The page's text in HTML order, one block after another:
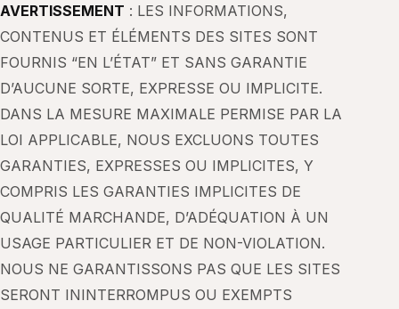
AVERTISSEMENT : LES INFORMATIONS,
CONTENUS ET ÉLÉMENTS DES SITES SONT
FOURNIS “EN L’ÉTAT” ET SANS GARANTIE
D’AUCUNE SORTE, EXPRESSE OU IMPLICITE.
DANS LA MESURE MAXIMALE PERMISE PAR LA
LOI APPLICABLE, NOUS EXCLUONS TOUTES
GARANTIES, EXPRESSES OU IMPLICITES, Y
COMPRIS LES GARANTIES IMPLICITES DE
QUALITÉ MARCHANDE, D’ADÉQUATION À UN
USAGE PARTICULIER ET DE NON-VIOLATION.
NOUS NE GARANTISSONS PAS QUE LES SITES
SERONT ININTERROMPUS OU EXEMPTS